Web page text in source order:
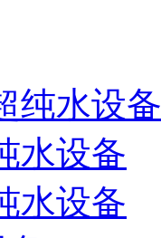
纯水设备
水设备
水设备